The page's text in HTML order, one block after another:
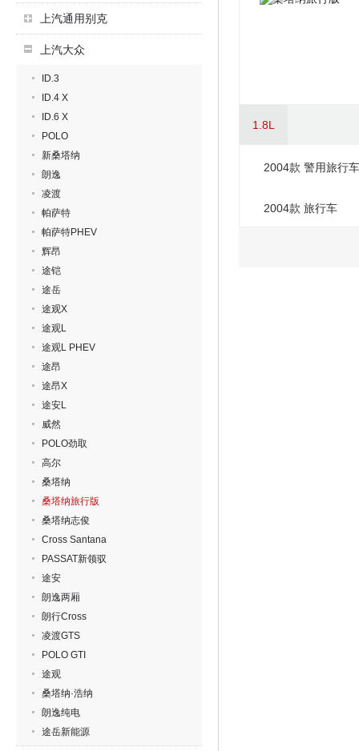
上汽通用别克
上汽大众
ID.3
ID.4 X
ID.6 X
POLO
新桑塔纳
朗逸
凌渡
帕萨特
帕萨特PHEV
辉昂
途铠
途岳
途观X
途观L
途观L PHEV
途昂
途昂X
途安L
威然
POLO劲取
高尔
桑塔纳
桑塔纳旅行版
桑塔纳志俊
Cross Santana
PASSAT新领驭
途安
朗逸两厢
朗行Cross
凌渡GTS
POLO GTI
途观
桑塔纳·浩纳
朗逸纯电
途岳新能源
1.8L
2004款 警用旅行车
2004款 旅行车